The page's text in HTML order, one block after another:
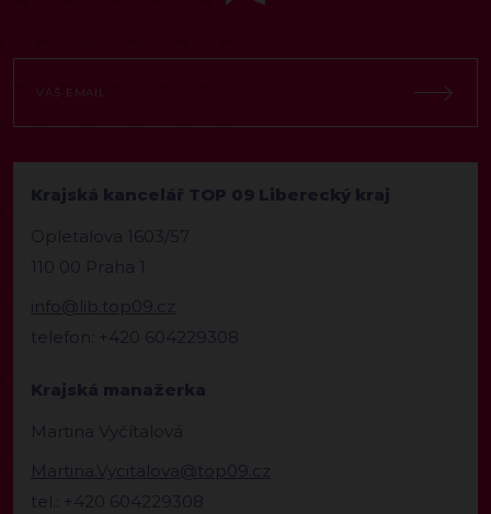
Krajská kancelář TOP 09 Liberecký kraj
Opletalova 1603/57
110 00 Praha 1
info@lib.top09.cz
telefon: +420 604229308
Krajská manažerka
Martina Vyčítalová
Martina.Vycitalova@top09.cz
tel.: +420 604229308